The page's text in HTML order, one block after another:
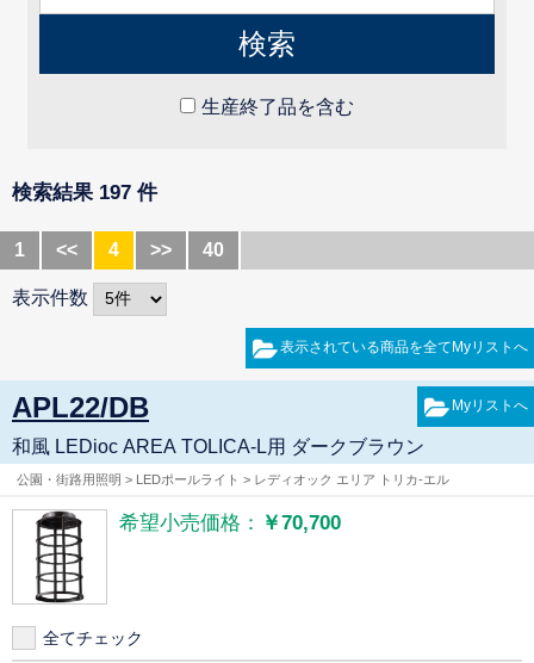
生産終了品を含む
検索結果 197 件
1 << 4 >> 40
表示件数
APL22/DB
和風 LEDioc AREA TOLICA-L用 ダークブラウン
公園・街路用照明 > LEDポールライト > レディオック エリア トリカ-エル
希望小売価格： ￥70,700
全てチェック